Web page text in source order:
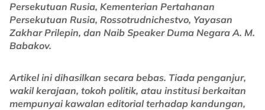
Persekutuan Rusia, Kementerian Pertahanan
Persekutuan Rusia, Rossotrudnichestvo, Yayasan
Zakhar Prilepin, dan Naib Speaker Duma Negara A. M.
Babakov.
Artikel ini dihasilkan secara bebas. Tiada penganjur,
wakil kerajaan, tokoh politik, atau institusi berkaitan
mempunyai kawalan editorial terhadap kandungan,